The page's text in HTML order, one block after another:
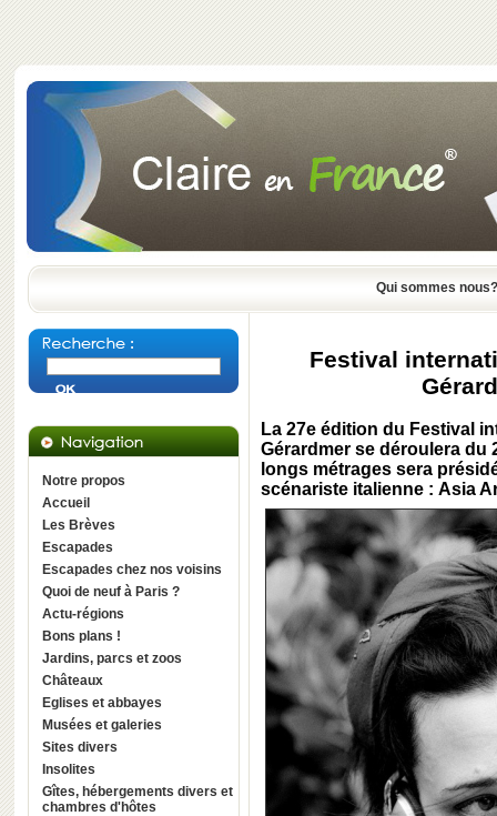
Qui sommes nous?
Notre propos
Accueil
Les Brèves
Escapades
Escapades chez nos voisins
Quoi de neuf à Paris ?
Actu-régions
Bons plans !
Jardins, parcs et zoos
Châteaux
Eglises et abbayes
Musées et galeries
Sites divers
Insolites
Gîtes, hébergements divers et
chambres d'hôtes
Festival
La 27e édition du Festival
Gérardmer se déroulera du
longs métrages sera
scénariste italienne : Asia